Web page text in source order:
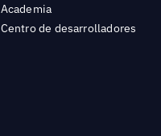
Academia
Centro de desarrolladores